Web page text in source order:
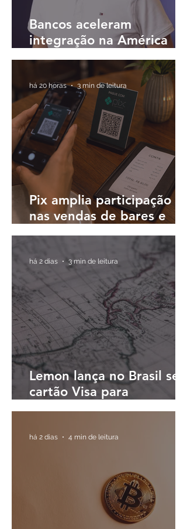
Bancos aceleram
integração na América
Latina e buscam
plataformas únicas para
operar em diferentes
países
Pix amplia participação
nas vendas de bares e
restaurantes e avança em
todas as regiões do país
há 20 horas 3 min de leitura
Lemon lança no Brasil seu
cartão Visa para
pagamentos em reais e
digitais
há 2 dias 3 min de leitura
há 2 dias 4 min de leitura